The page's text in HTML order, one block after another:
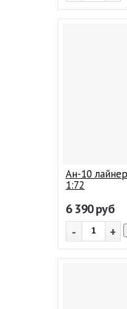
Ан-10
1:72
6 390руб
- +